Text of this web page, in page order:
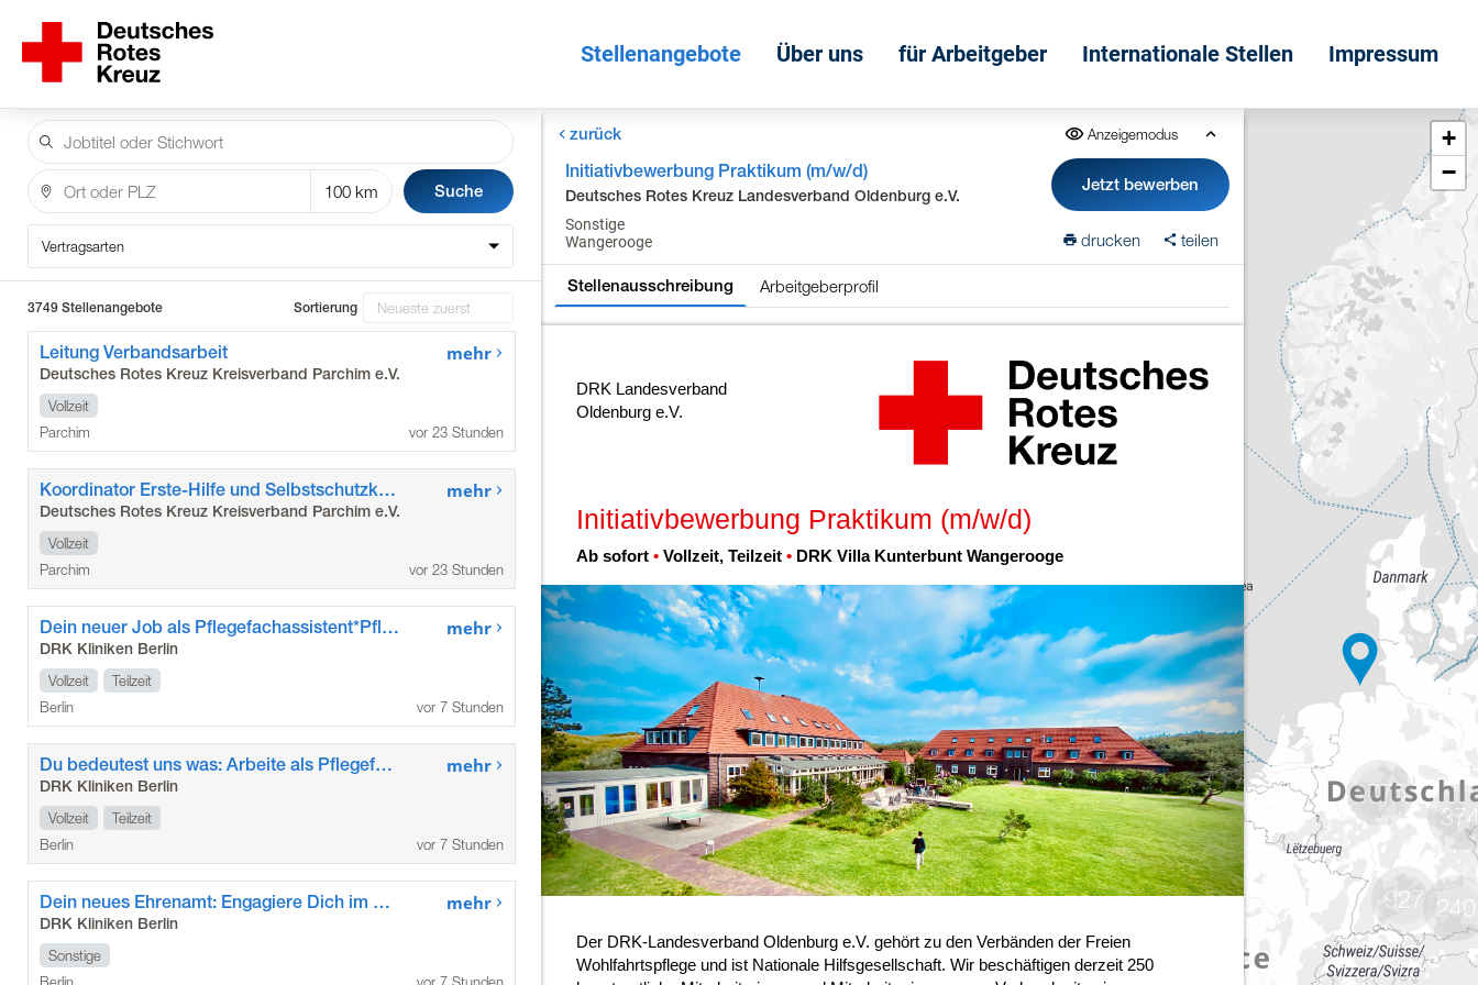
Stellenangebote Über uns für Arbeitgeber Internationale Stellen Impressum
Suche
Vertragsarten
3749 Stellenangebote Sortierung
Leitung Verbandsarbeit
Deutsches Rotes Kreuz Kreisverband Parchim e.V.
Vollzeit
Parchim
mehr
vor 23 Stunden
Koordinator Erste-Hilfe und Selbstschutzkompetenz
Deutsches Rotes Kreuz Kreisverband Parchim e.V.
Vollzeit
Parchim
mehr
vor 23 Stunden
Dein neuer Job als Pflegefachassistent*Pflegefachassistentin im Kunstkrankenhaus
DRK Kliniken Berlin
Vollzeit
Teilzeit
Berlin
mehr
vor 7 Stunden
Du bedeutest uns was: Arbeite als Pflegefachkraft / Pflegefachfrau*mann in den DRK Kliniken Berlin Köpenick
DRK Kliniken Berlin
Vollzeit
Teilzeit
Berlin
mehr
vor 7 Stunden
Dein neues Ehrenamt: Engagiere Dich im Besuchsdienst „Die Zeitschenker*innen“ der DRK Kliniken Berlin Köpenick
DRK Kliniken Berlin
Sonstige
mehr
zurück Anzeigemodus
Initiativbewerbung Praktikum (m/w/d)
Deutsches Rotes Kreuz Landesverband Oldenburg e.V.
Sonstige
Wangerooge
Jetzt bewerben
drucken teilen
Stellenausschreibung Arbeitgeberprofil
1775
927 240
+
−